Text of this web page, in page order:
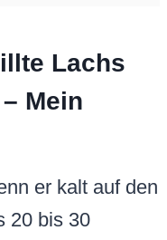
Lachs
Mein
er kalt auf den
20 bis 30